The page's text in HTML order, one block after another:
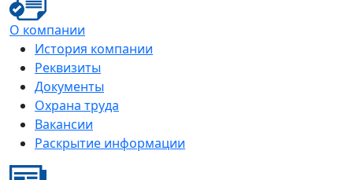
О компании
История компании
Реквизиты
Документы
Охрана труда
Вакансии
Раскрытие информации